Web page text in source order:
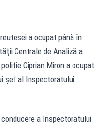
a ocupat până în
Centrale de Analiză a
Ciprian Miron a ocupat
şef al Inspectoratului
a Inspectoratului